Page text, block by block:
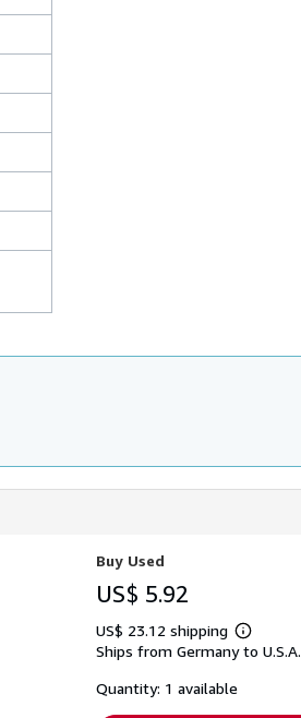
Buy Used
US$ 5.92
US$ 23.12 shipping
Learn
more
Ships from Germany to U.S.A.
Quantity: 1 available